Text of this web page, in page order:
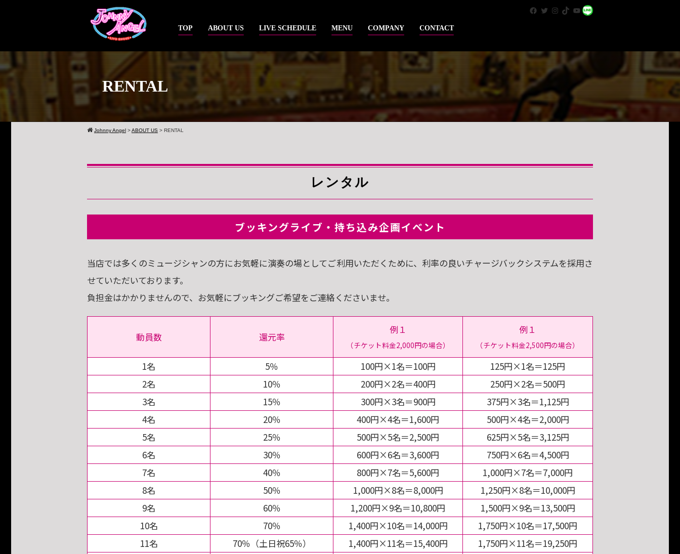
TOP ABOUT US LIVE SCHEDULE MENU COMPANY CONTACT
Facebook
Twitter
Instagram
TikTok
YouTube
WhatsApp
RENTAL
Johnny Angel >ABOUT US > RENTAL
レンタル
ブッキングライブ・持ち込み企画イベント
当店では多くのミュージシャンの方にお気軽に演奏の場としてご利用いただくために、利率の良いチャージバックシステムを採用さ
せていただいております。
負担金はかかりませんので、お気軽にブッキングご希望をご連絡くださいませ。
動員数 還元率
例１
（チケット料金2,000円の場合）
例１
（チケット料金2,500円の場合）
1名 5％ 100円×1名＝100円
125円×1名＝125円
2名
10％ 200円×2名＝400円
250円×2名＝500円
3名
15％ 300円×3名＝900円
375円×3名＝1,125円
4名
20％ 400円×4名＝1,600円
500円×4名＝2,000円
5名
25％ 500円×5名＝2,500円
625円×5名＝3,125円
6名
30％ 600円×6名＝3,600円
750円×6名＝4,500円
7名
40％ 800円×7名＝5,600円
1,000円×7名＝7,000円
8名
50％ 1,000円×8名＝8,000円
1,250円×8名＝10,000円
9名
60％ 1,200円×9名＝10,800円
1,500円×9名＝13,500円
10名
70％ 1,400円×10名＝14,000円
1,750円×10名＝17,500円
11名
70％（土日祝65％） 1,400円×11名＝15,400円
1,750円×11名＝19,250円